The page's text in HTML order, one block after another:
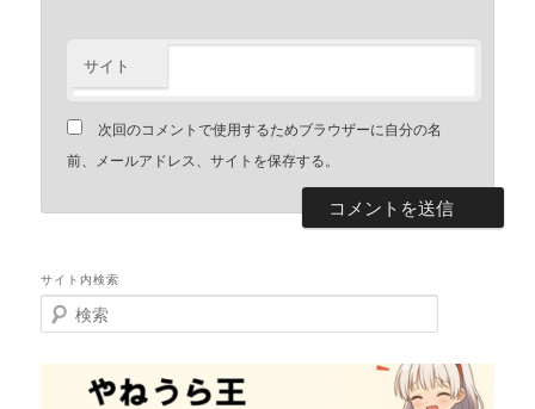
サイト
次回のコメントで使用するためブラウザーに自分の名
前、メールアドレス、サイトを保存する。
サイト内検索
検
索